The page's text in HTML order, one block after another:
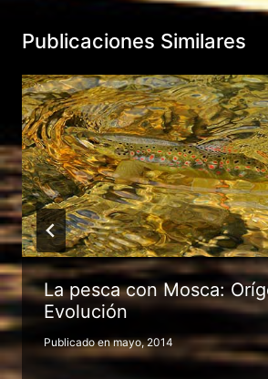
Publicaciones Similares
La pesca con Mosca:
Evolución
Publicado en mayo, 2014